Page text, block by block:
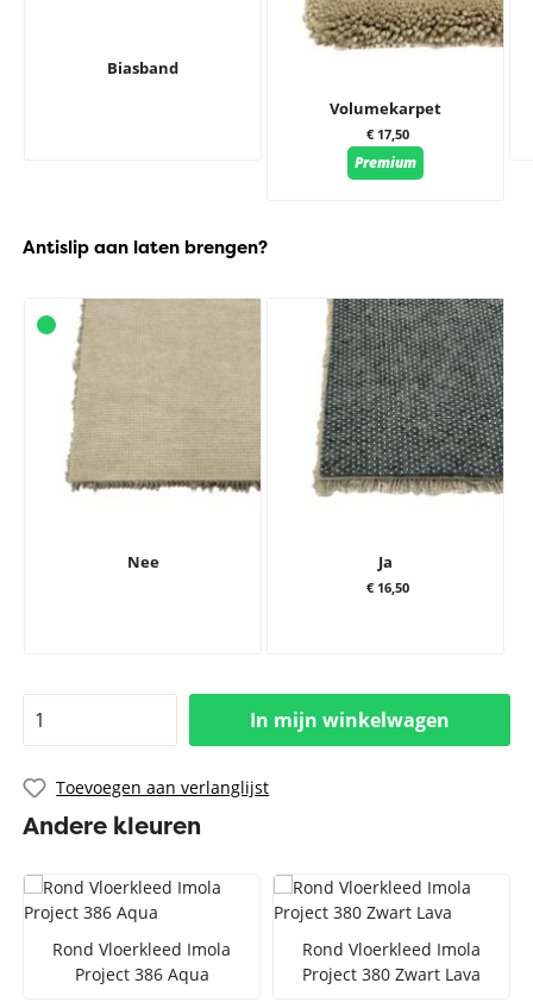
Biasband
Volumekarpet
€ 17,50
Premium
Antislip aan laten brengen?
Nee Ja
€ 16,50
In mijn winkelwagen
Toevoegen aan verlanglijst
Andere kleuren
Rond Vloerkleed Imola
Project 386 Aqua
Rond Vloerkleed Imola
Project 380 Zwart Lava